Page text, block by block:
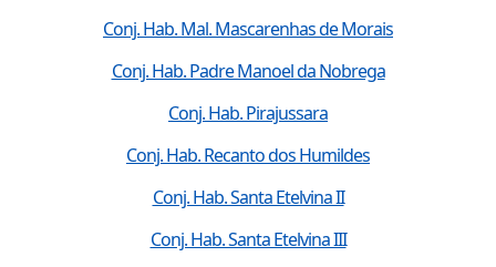
Conj. Hab. Mal. Mascarenhas de Morais
Conj. Hab. Padre Manoel da Nobrega
Conj. Hab. Pirajussara
Conj. Hab. Recanto dos Humildes
Conj. Hab. Santa Etelvina II
Conj. Hab. Santa Etelvina III